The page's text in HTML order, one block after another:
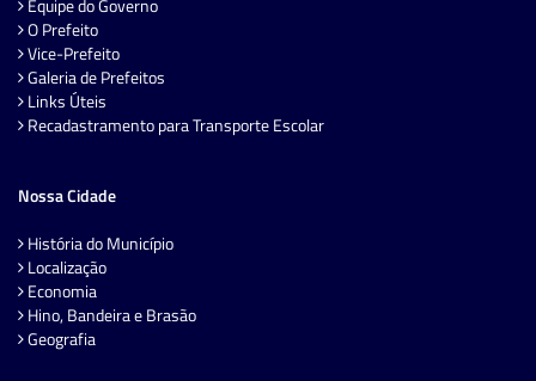
Equipe do Governo
O Prefeito
Vice-Prefeito
Galeria de Prefeitos
Links Úteis
Recadastramento para Transporte Escolar
Nossa Cidade
História do Município
Localização
Economia
Hino, Bandeira e Brasão
Geografia